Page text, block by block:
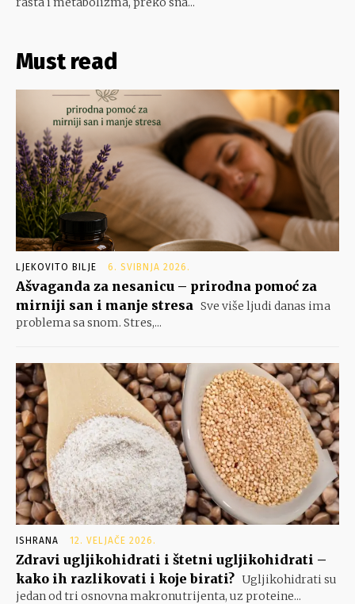
Must read
LJEKOVITO BILJE 6. SVIBNJA 2026.
Ašvaganda za nesanicu – prirodna pomoć za
mirniji san i manje stresa Sve više ljudi danas ima
problema sa snom. Stres,...
ISHRANA 12. VELJAČE 2026.
Zdravi ugljikohidrati i štetni ugljikohidrati –
kako ih razlikovati i koje birati? Ugljikohidrati su
jedan od tri osnovna makronutrijenta, uz proteine...